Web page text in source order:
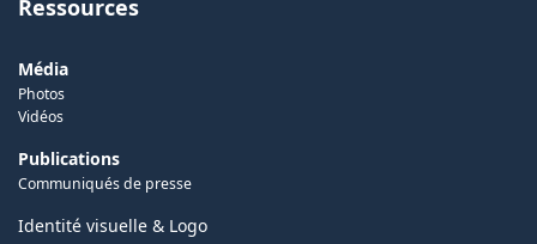
Ressources
Média
Photos
Vidéos
Publications
Communiqués de presse
Identité visuelle & Logo